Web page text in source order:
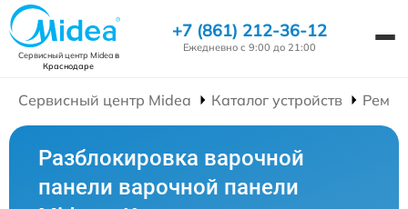
Сервисный центр Mideaв
Краснодаре
+7 (861) 212-36-12
Ежедневно с 9:00 до 21:00
Сервисный центр Midea Каталог устройств
Разблокировка варочной
панели варочной панели